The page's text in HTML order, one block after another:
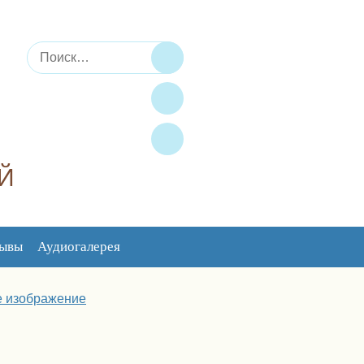
Искать:
Поиск
Аудиогалерея